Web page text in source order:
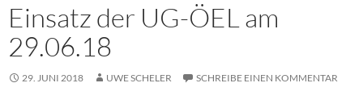
Einsatz der UG-ÖEL am
29.06.18
29. JUNI 2018 UWE SCHELER SCHREIBE EINEN KOMMENTAR